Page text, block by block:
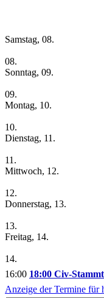
Samstag, 08.
08.
Sonntag, 09.
09.
Montag, 10.
10.
Dienstag, 11.
11.
Mittwoch, 12.
12.
Donnerstag, 13.
13.
Freitag, 14.
14.
16:00 18:00 Civ-
Anzeige der Termine für